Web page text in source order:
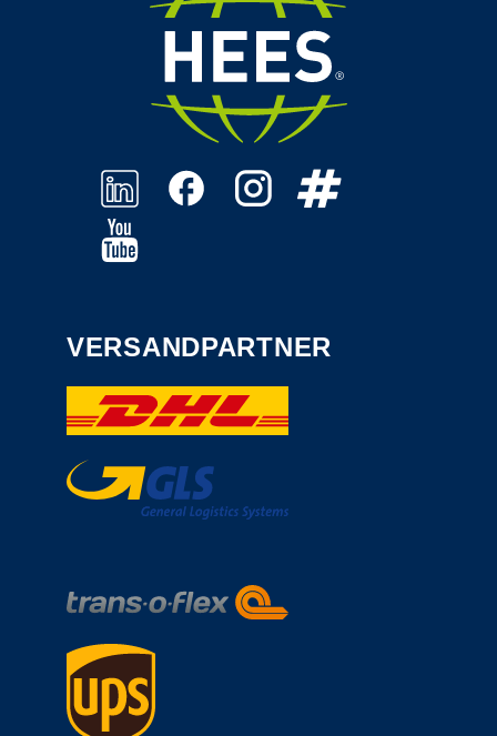
VERSANDPARTNER